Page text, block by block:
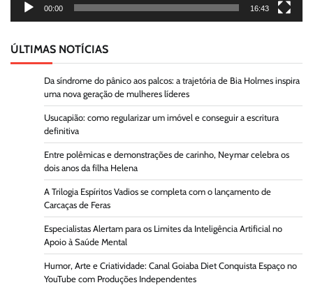
00:00 16:43
ÚLTIMAS NOTÍCIAS
Da síndrome do pânico aos palcos: a trajetória de Bia Holmes inspira
uma nova geração de mulheres líderes
Usucapião: como regularizar um imóvel e conseguir a escritura
definitiva
Entre polêmicas e demonstrações de carinho, Neymar celebra os
dois anos da filha Helena
A Trilogia Espíritos Vadios se completa com o lançamento de
Carcaças de Feras
Especialistas Alertam para os Limites da Inteligência Artificial no
Apoio à Saúde Mental
Humor, Arte e Criatividade: Canal Goiaba Diet Conquista Espaço no
YouTube com Produções Independentes